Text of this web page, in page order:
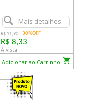
Mais detalhes
R$ 11,90 30%OFF
R$ 8,33
À vista
Adicionar ao Carrinho